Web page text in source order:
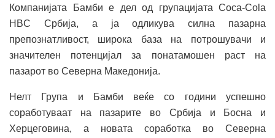
Компанијата Бамби е дел од групацијата Coca-Cola
HBC Србија, а ја одликува силна пазарна
препознатливост, широка база на потрошувачи и
значителен потенцијал за понатамошен раст на
пазарот во Северна Македонија.
Нелт Група и Бамби веќе со години успешно
соработуваат на пазарите во Србија и Босна и
Херцеговина, а новата соработка во Северна